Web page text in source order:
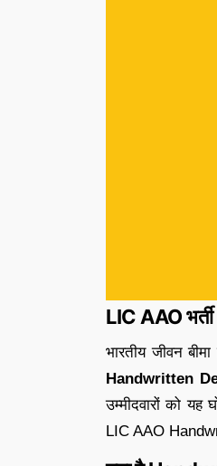
LIC AAO
भारतीय जीवन
Handwritten
उम्मीदवारों को
LIC AAO